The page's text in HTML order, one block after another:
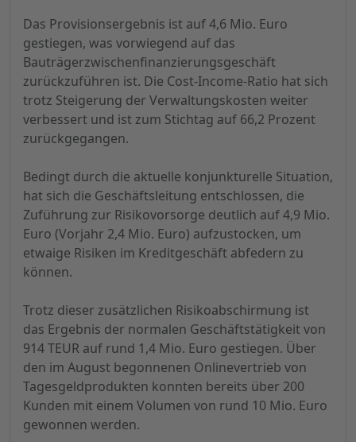
Das Provisionsergebnis ist auf 4,6 Mio. Euro
gestiegen, was vorwiegend auf das
Bauträgerzwischenfinanzierungsgeschäft
zurückzuführen ist. Die Cost-Income-Ratio hat sich
trotz Steigerung der Verwaltungskosten weiter
verbessert und ist zum Stichtag auf 66,2 Prozent
zurückgegangen.
Bedingt durch die aktuelle konjunkturelle Situation,
hat sich die Geschäftsleitung entschlossen, die
Zuführung zur Risikovorsorge deutlich auf 4,9 Mio.
Euro (Vorjahr 2,4 Mio. Euro) aufzustocken, um
etwaige Risiken im Kreditgeschäft abfedern zu
können.
Trotz dieser zusätzlichen Risikoabschirmung ist
das Ergebnis der normalen Geschäftstätigkeit von
914 TEUR auf rund 1,4 Mio. Euro gestiegen. Über
den im August begonnenen Onlinevertrieb von
Tagesgeldprodukten konnten bereits über 200
Kunden mit einem Volumen von rund 10 Mio. Euro
gewonnen werden.